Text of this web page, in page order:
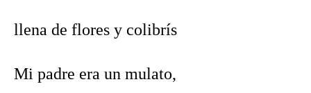
llena de flores y colibrís
Mi padre era un mulato,